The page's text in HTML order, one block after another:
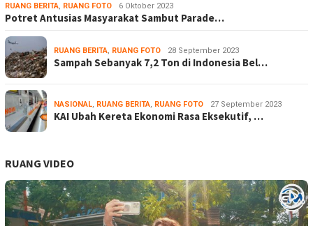
RUANG BERITA, RUANG FOTO 6 Oktober 2023
Potret Antusias Masyarakat Sambut Parade…
RUANG BERITA, RUANG FOTO 28 September 2023
Sampah Sebanyak 7,2 Ton di Indonesia Bel…
NASIONAL, RUANG BERITA, RUANG FOTO 27 September 2023
KAI Ubah Kereta Ekonomi Rasa Eksekutif, …
RUANG VIDEO